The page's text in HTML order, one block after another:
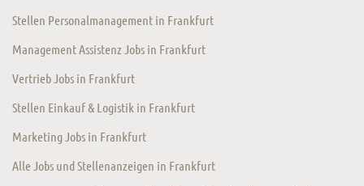
Stellen Personalmanagement in Frankfurt
Management Assistenz Jobs in Frankfurt
Vertrieb Jobs in Frankfurt
Stellen Einkauf & Logistik in Frankfurt
Marketing Jobs in Frankfurt
Alle Jobs und Stellenanzeigen in Frankfurt